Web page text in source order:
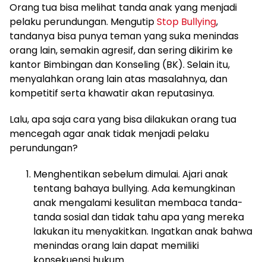
Orang tua bisa melihat tanda anak yang menjadi
pelaku perundungan. MengutipStop Bullying,
tandanya bisa punya teman yang suka menindas
orang lain, semakin agresif, dan sering dikirim ke
kantor Bimbingan dan Konseling (BK). Selain itu,
menyalahkan orang lain atas masalahnya, dan
kompetitif serta khawatir akan reputasinya.
Lalu, apa saja cara yang bisa dilakukan orang tua
mencegah agar anak tidak menjadi pelaku
perundungan?
Menghentikan sebelum dimulai. Ajari anak
tentang bahaya bullying. Ada kemungkinan
anak mengalami kesulitan membaca tanda-
tanda sosial dan tidak tahu apa yang mereka
lakukan itu menyakitkan. Ingatkan anak bahwa
menindas orang lain dapat memiliki